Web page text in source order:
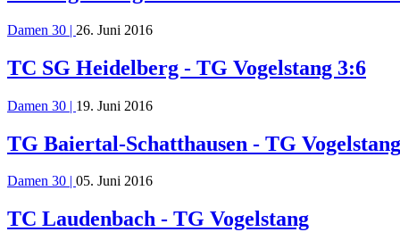
Damen 30 | 26. Juni 2016
TC SG Heidelberg - TG Vogelstang 3:6
Damen 30 | 19. Juni 2016
TG Baiertal-Schatthausen - TG
Damen 30 | 05. Juni 2016
TC Laudenbach - TG Vogelstang